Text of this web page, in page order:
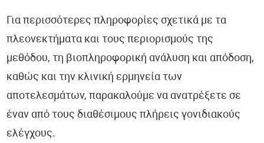
Για περισσότερες πληροφορίες σχετικά με τα
πλεονεκτήματα και τους περιορισμούς της
μεθόδου, τη βιοπληροφορική ανάλυση και απόδοση,
καθώς και την κλινική ερμηνεία των
αποτελεσμάτων, παρακαλούμε να ανατρέξετε σε
έναν από τους διαθέσιμους πλήρεις γονιδιακούς
ελέγχους.